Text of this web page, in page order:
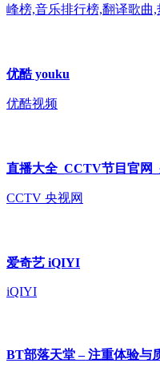
峰榜,音乐排行榜,翻译歌
优酷 youku
优酷视频
直播大全_CCTV节目官网
CCTV 央视网
爱奇艺 iQIYI
iQIYI
BT部落天堂 – 注重体验与